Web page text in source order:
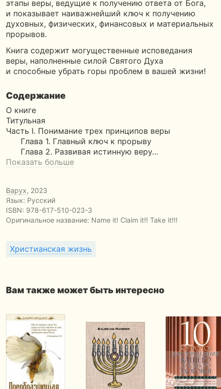
этапы веры, ведущие к получению ответа от Бога,
и показывает наиважнейший ключ к получению
духовных, физических, финансовых и материальных
прорывов.
Книга содержит могущественные исповедания
веры, наполненные силой Святого Духа
и способные убрать горы проблем в вашей жизни!
Содержание
О книге
Титульная
Часть I. Понимание трех принципов веры
Глава 1. Главный ключ к прорыву
Глава 2. Развивая истинную веру…
Показать больше
Варух, 2023
Язык: Русский
ISBN: 978-617-510-023-3
Оригинальное название: Name it! Claim it!! Take it!!!
Христианская жизнь
Вам также может быть интересно